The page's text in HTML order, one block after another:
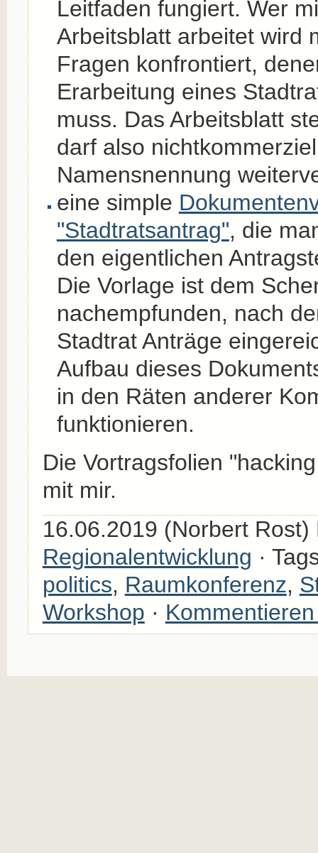
Leitfaden fungiert. Wer
Arbeitsblatt arbeitet wird
Fragen konfrontiert,
Erarbeitung eines
muss. Das Arbeitsblatt
darf also
Namensnennung
eine simple
"Stadtratsantrag", die
den eigentlichen
Die Vorlage ist dem
nachempfunden, nach
Stadtrat Anträge
Aufbau dieses
in den Räten anderer
funktionieren.
Die Vortragsfolien
mit mir.
16.06.2019 (Norbert
Regionalentwicklung ·
politics, Raumkonferenz,
Workshop ·